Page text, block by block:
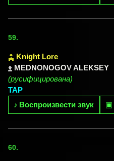
59.
Knight Lore
MEDNONOGOV ALEKSEY
(русифицирована)
TAP
♪ Воспроизвести звук ▣
60.